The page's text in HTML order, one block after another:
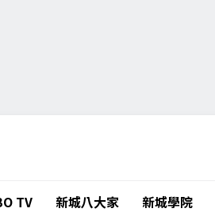
TV 新城八大家 新城學院